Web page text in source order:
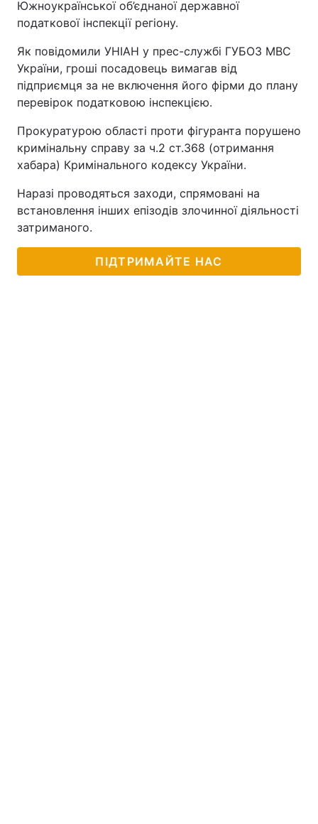
Южноукраїнської об’єднаної державної
податкової інспекції регіону.
Як повідомили УНІАН у прес-службі ГУБОЗ МВС
України, гроші посадовець вимагав від
підприємця за не включення його фірми до плану
перевірок податковою інспекцією.
Прокуратурою області проти фігуранта порушено
кримінальну справу за ч.2 ст.368 (отримання
хабара) Кримінального кодексу України.
Наразі проводяться заходи, спрямовані на
встановлення інших епізодів злочинної діяльності
затриманого.
ПІДТРИМАЙТЕ НАС